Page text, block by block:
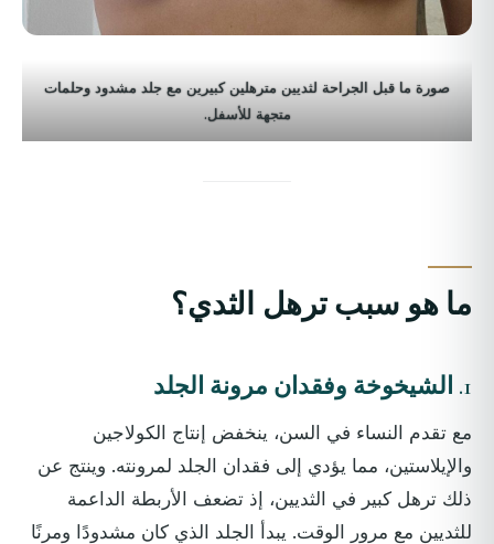
صورة ما قبل الجراحة لثديين مترهلين كبيرين مع جلد مشدود وحلمات
متجهة للأسفل.
ما هو سبب ترهل الثدي؟
1. الشيخوخة وفقدان مرونة الجلد
مع تقدم النساء في السن، ينخفض إنتاج الكولاجين
والإيلاستين، مما يؤدي إلى فقدان الجلد لمرونته. وينتج عن
ذلك ترهل كبير في الثديين، إذ تضعف الأربطة الداعمة
للثديين مع مرور الوقت. يبدأ الجلد الذي كان مشدودًا ومرنًا